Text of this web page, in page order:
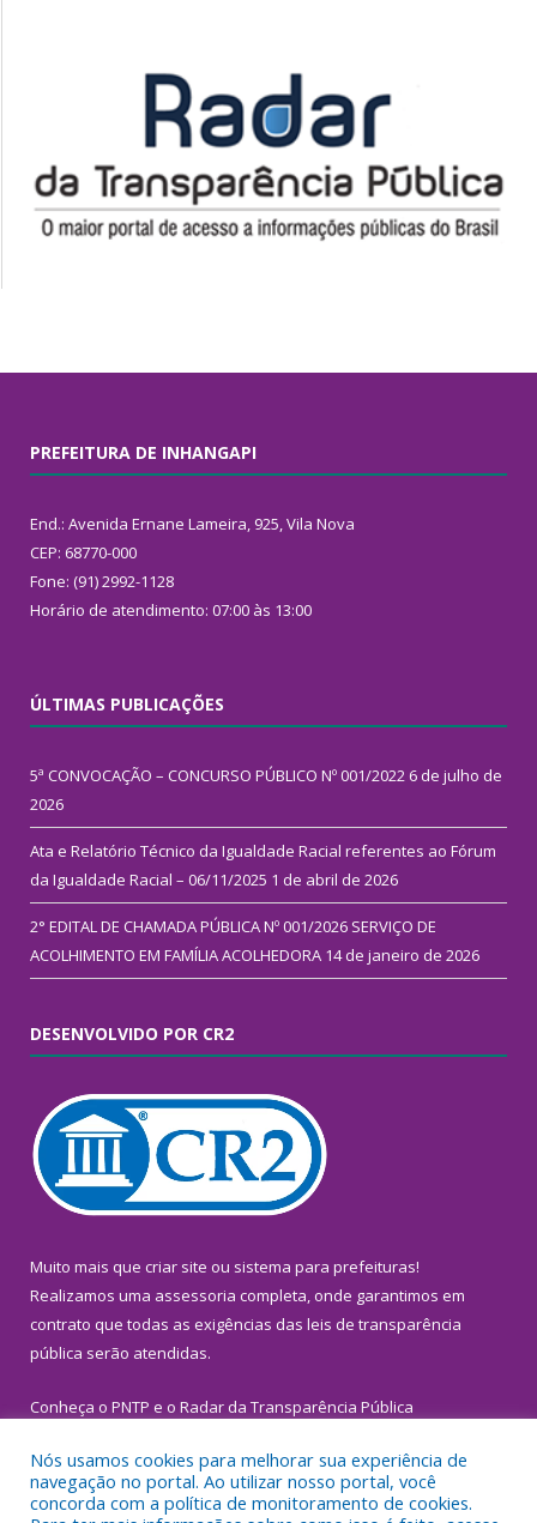
PREFEITURA DE INHANGAPI
End.: Avenida Ernane Lameira, 925, Vila Nova
CEP: 68770-000
Fone: (91) 2992-1128
Horário de atendimento: 07:00 às 13:00
ÚLTIMAS PUBLICAÇÕES
5ª CONVOCAÇÃO – CONCURSO PÚBLICO Nº 001/2022 6 de julho de
2026
Ata e Relatório Técnico da Igualdade Racial referentes ao Fórum
da Igualdade Racial – 06/11/2025 1 de abril de 2026
2° EDITAL DE CHAMADA PÚBLICA Nº 001/2026 SERVIÇO DE
ACOLHIMENTO EM FAMÍLIA ACOLHEDORA 14 de janeiro de 2026
DESENVOLVIDO POR CR2
Muito mais que criar site ou sistema para prefeituras!
Realizamos uma assessoria completa, onde garantimos em
contrato que todas as exigências das leis de transparência
pública serão atendidas.
Conheça o PNTP e o Radar da Transparência Pública
Nós usamos cookies para melhorar sua experiência de
navegação no portal. Ao utilizar nosso portal, você
concorda com a política de monitoramento de cookies.